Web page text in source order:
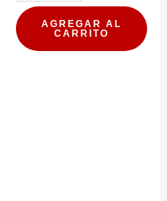
OYE
COCO
AGREGAR AL
CARRITO